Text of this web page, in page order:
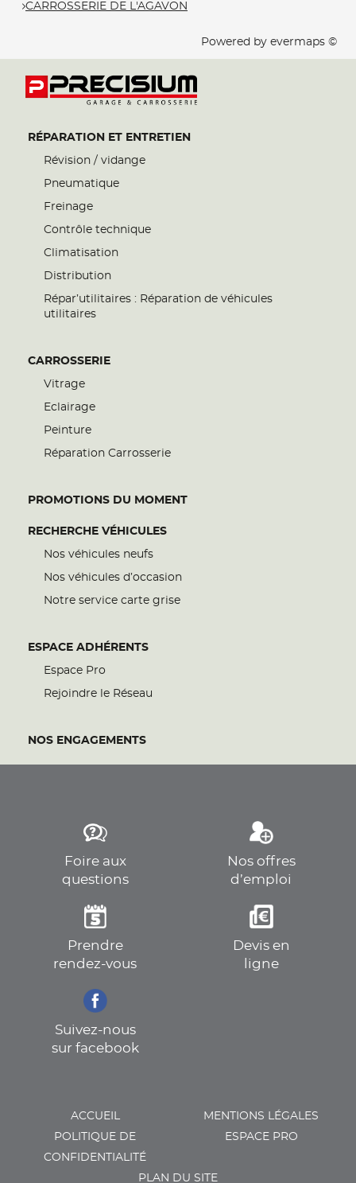
CARROSSERIE DE L'AGAVON
Powered by evermaps ©
RÉPARATION ET ENTRETIEN
Révision / vidange
Pneumatique
Freinage
Contrôle technique
Climatisation
Distribution
Répar’utilitaires : Réparation de véhicules
utilitaires
CARROSSERIE
Vitrage
Eclairage
Peinture
Réparation Carrosserie
PROMOTIONS DU MOMENT
RECHERCHE VÉHICULES
Nos véhicules neufs
Nos véhicules d’occasion
Notre service carte grise
ESPACE ADHÉRENTS
Espace Pro
Rejoindre le Réseau
NOS ENGAGEMENTS
Foire aux
questions
Nos offres
d’emploi
Prendre
rendez-vous
Devis en
ligne
Suivez-nous
sur facebook
ACCUEIL
MENTIONS LÉGALES
POLITIQUE DE
CONFIDENTIALITÉ
ESPACE PRO
PLAN DU SITE